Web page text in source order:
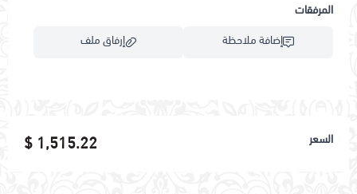
المرفقات
إضافة ملاحظة
إرفاق ملف
السعر 1,515.22 $